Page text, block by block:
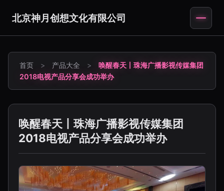
北京神月创想文化有限公司
首页 > 产品大全 >
唤醒春天丨珠海广播影视传媒集团
2018电视产品分享会成功举办
唤醒春天丨珠海广播影视传媒集团
2018电视产品分享会成功举办